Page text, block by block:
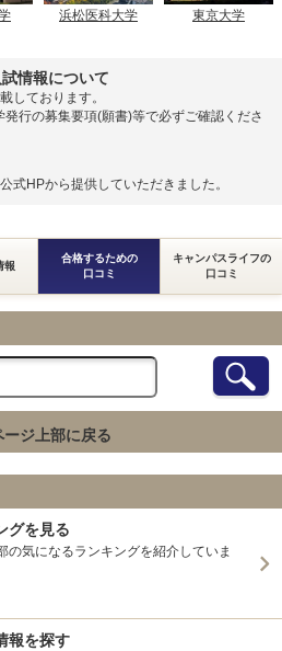
浜松医科大学 東京大学
情報について
しております。
行の募集要項(願書)等で必ずご確認くださ
式HPから提供していただきました。
報
合格するための
口コミ
キャンパスライフの
口コミ
ージ上部に戻る
グを見る
の気になるランキングを紹介していま
報を探す